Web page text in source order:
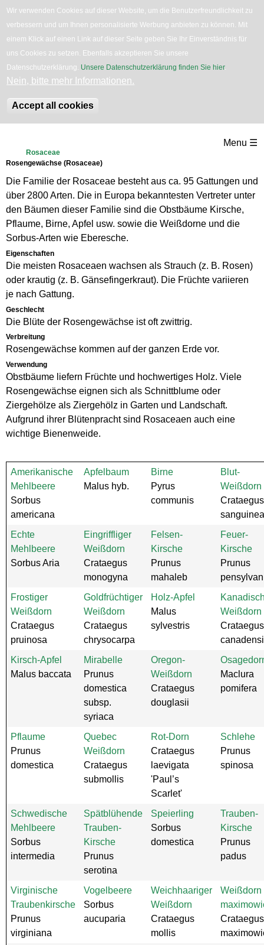
Wir verwenden Cookies auf dieser Website, um die Benutzerfreundlichkeit zu
verbessern und um Ihnen personalisierte Werbung anbieten zu können. Mit
einem Klick auf einen Link auf dieser Seite geben Sie Ihr Einverständnis für
uns Cookies zu setzen. Ebenfalls akzeptieren Sie unsere
Datenschutzerklärung. Unsere Datenschutzerklärung finden Sie hier.
Nein, bitte mehr Informationen.
Accept all cookies
English Bäume Blumen Zurück
Menu ☰
Rosaceae
Rosengewächse (Rosaceae)
Die Familie der Rosaceae besteht aus ca. 95 Gattungen und
über 2800 Arten. Die in Europa bekanntesten Vertreter unter
den Bäumen dieser Familie sind die Obstbäume Kirsche,
Pflaume, Birne, Apfel usw. sowie die Weißdorne und die
Sorbus-Arten wie Eberesche.
Eigenschaften
Die meisten Rosaceaen wachsen als Strauch (z. B. Rosen)
oder krautig (z. B. Gänsefingerkraut). Die Früchte variieren
je nach Gattung.
Geschlecht
Die Blüte der Rosengewächse ist oft zwittrig.
Verbreitung
Rosengewächse kommen auf der ganzen Erde vor.
Verwendung
Obstbäume liefern Früchte und hochwertiges Holz. Viele
Rosengewächse eignen sich als Schnittblume oder
Ziergehölze als Ziergehölz in Garten und Landschaft.
Aufgrund ihrer Blütenpracht sind Rosaceaen auch eine
wichtige Bienenweide.
Amerikanische
Mehlbeere
Sorbus
americana
Apfelbaum
Malus hyb.
Birne
Pyrus
communis
Blut-
Weißdorn
Crataegus
sanguinea
Echte
Mehlbeere
Sorbus Aria
Eingriffliger
Weißdorn
Crataegus
monogyna
Felsen-
Kirsche
Prunus
mahaleb
Feuer-
Kirsche
Prunus
Frostiger
Weißdorn
Crataegus
pruinosa
Goldfrüchtiger
Weißdorn
Crataegus
chrysocarpa
Holz-Apfel
Malus
sylvestris
Weißdorn
Crataegus
Kirsch-Apfel
Malus baccata
Mirabelle
Prunus
domestica
subsp.
syriaca
Oregon-
Weißdorn
Crataegus
douglasii
Maclura
pomifera
Pflaume
Prunus
domestica
Quebec
Weißdorn
Crataegus
submollis
Rot-Dorn
Crataegus
laevigata
'Paul’s
Scarlet'
Schlehe
Prunus
spinosa
Schwedische
Mehlbeere
Sorbus
intermedia
Spätblühende
Trauben-
Kirsche
Prunus
serotina
Speierling
Sorbus
domestica
Trauben-
Kirsche
Prunus
padus
Virginische
Traubenkirsche
Prunus
virginiana
Vogelbeere
Sorbus
aucuparia
Weichhaariger
Weißdorn
Crataegus
mollis
Weißdorn
Crataegus